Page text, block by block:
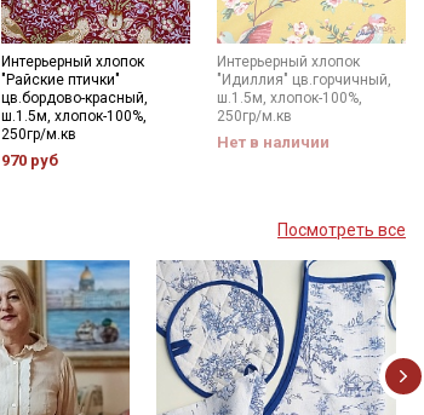
Интерьерный хлопок
"Райские птички"
цв.бордово-красный,
ш.1.5м, хлопок-100%,
250гр/м.кв
970 руб
Интерьерный хлопок
"Идиллия" цв.горчичный,
ш.1.5м, хлопок-100%,
250гр/м.кв
Нет в наличии
Посмотреть все